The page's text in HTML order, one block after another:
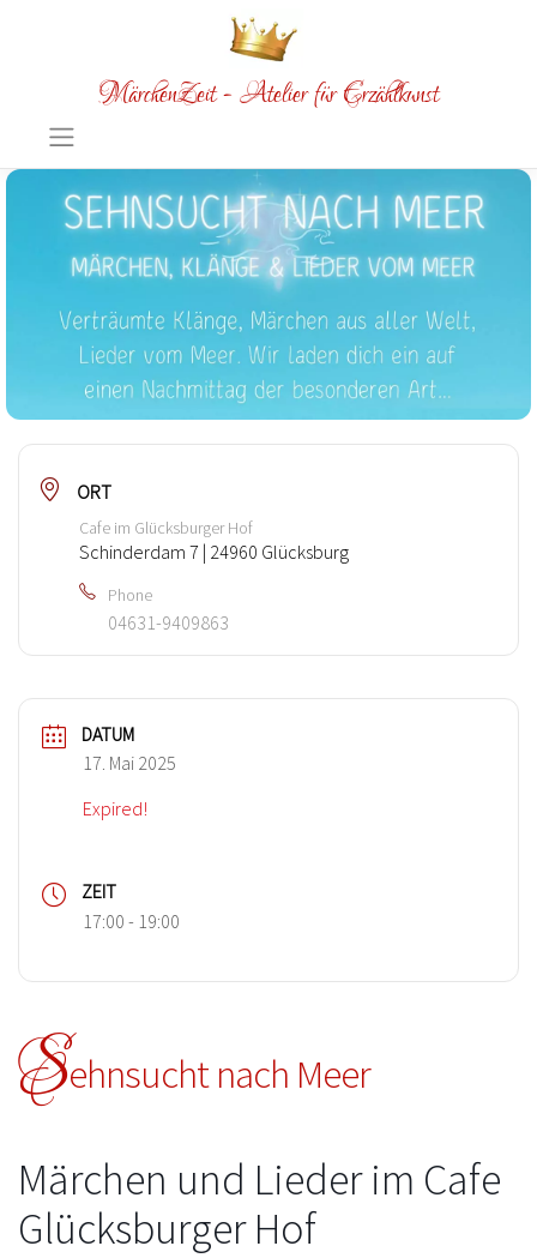
MärchenZeit - Atelier für Erzählkunst
ORT
Cafe im Glücksburger Hof
Schinderdam 7 | 24960 Glücksburg
Phone
04631-9409863
DATUM
17. Mai 2025
Expired!
ZEIT
17:00 - 19:00
Sehnsucht nach Meer
Märchen und Lieder im Cafe
Glücksburger Hof